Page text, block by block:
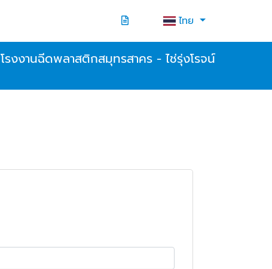
ไทย
โรงงานฉีดพลาสติกสมุทรสาคร - ไช่รุ่งโรจน์